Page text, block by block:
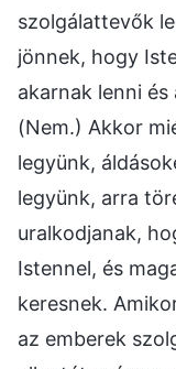
szolgálattevők
jönnek, hogy
akarnak lenni
(Nem.) Akkor
legyünk,
legyünk, arra
uralkodjanak,
Istennel, és
keresnek.
az emberek